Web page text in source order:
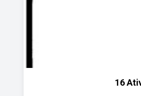
16